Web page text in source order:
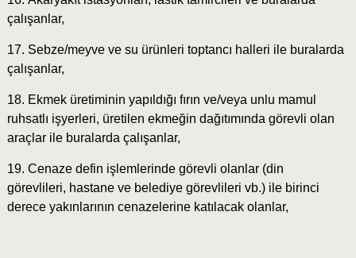
çalışanlar,
17. Sebze/meyve ve su ürünleri toptancı halleri ile buralarda
çalışanlar,
18. Ekmek üretiminin yapıldığı fırın ve/veya unlu mamul
ruhsatlı işyerleri, üretilen ekmeğin dağıtımında görevli olan
araçlar ile buralarda çalışanlar,
19. Cenaze defin işlemlerinde görevli olanlar (din
görevlileri, hastane ve belediye görevlileri vb.) ile birinci
derece yakınlarının cenazelerine katılacak olanlar,